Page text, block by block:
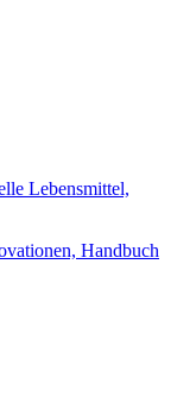
Lebensmittel,
Handbuch